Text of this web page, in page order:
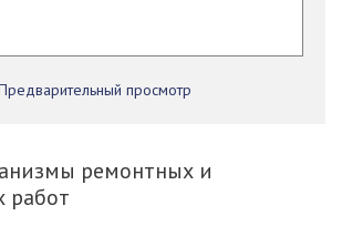
просмотр
ремонтных и
работ